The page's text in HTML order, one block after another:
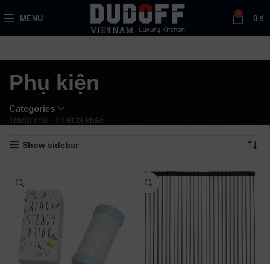
MENU
0
0 ₫
Phụ kiện
Categories
Trang chủ Thiết bị khác
Show sidebar